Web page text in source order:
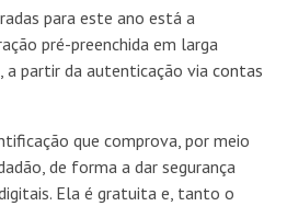
para este ano está a
pré-preenchida em larga
a partir da autenticação via contas
que comprova, por meio
de forma a dar segurança
Ela é gratuita e, tanto o